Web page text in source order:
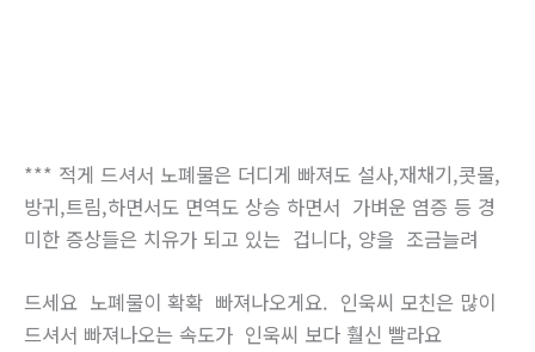
*** 적게 드셔서 노폐물은 더디게 빠져도 설사,재채기,콧물,
방귀,트림,하면서도 면역도 상승 하면서 가벼운 염증 등 경
미한 증상들은 치유가 되고 있는 겁니다, 양을 조금늘려
드세요 노폐물이 확확 빠져나오게요. 인욱씨 모친은 많이
드셔서 빠져나오는 속도가 인욱씨 보다 훨신 빨라요